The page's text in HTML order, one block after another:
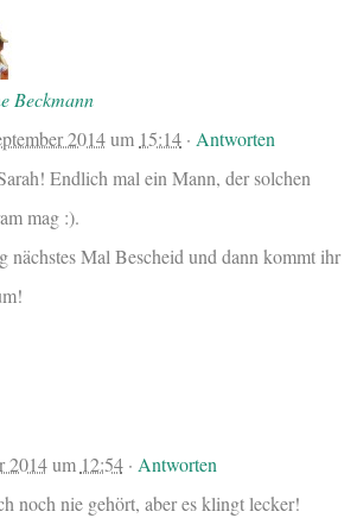
Beckmann
2014um 15:14 ·Antworten
Endlich mal ein Mann, der solchen
mag :).
nächstes Mal Bescheid und dann kommt ihr
2014um 12:54· Antworten
noch nie gehört, aber es klingt lecker!